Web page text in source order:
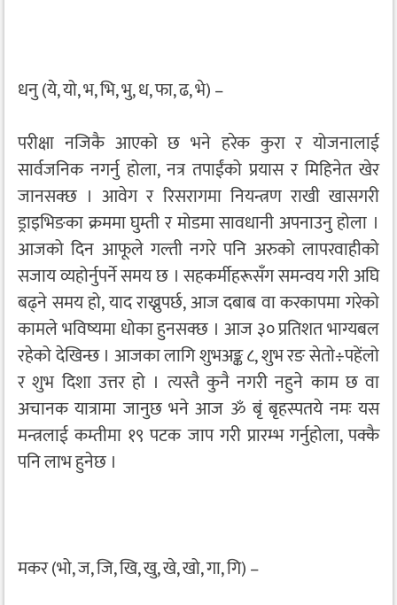
धनु (ये, यो, भ, भि, भु, ध, फा, ढ, भे) –
परीक्षा नजिकै आएको छ भने हरेक कुरा र योजनालाई
सार्वजनिक नगर्नु होला, नत्र तपाईंको प्रयास र मिहिनेत खेर
जानसक्छ । आवेग र रिसरागमा नियन्त्रण राखी खासगरी
ड्राइभिङका क्रममा घुम्ती र मोडमा सावधानी अपनाउनु होला ।
आजको दिन आफूले गल्ती नगरे पनि अरुको लापरवाहीको
सजाय व्यहोर्नुपर्ने समय छ । सहकर्मीहरूसँग समन्वय गरी अघि
बढ्ने समय हो, याद राख्नुपर्छ, आज दबाब वा करकापमा गरेको
कामले भविष्यमा धोका हुनसक्छ । आज ३० प्रतिशत भाग्यबल
रहेको देखिन्छ । आजका लागि शुभअङ्क ८, शुभ रङ सेतो÷पहेंलो
र शुभ दिशा उत्तर हो । त्यस्तै कुनै नगरी नहुने काम छ वा
अचानक यात्रामा जानुछ भने आज ॐ बृं बृहस्पतये नमः यस
मन्त्रलाई कम्तीमा १९ पटक जाप गरी प्रारम्भ गर्नुहोला, पक्कै
पनि लाभ हुनेछ ।
मकर (भो, ज, जि, खि, खु, खे, खो, गा, गि) –